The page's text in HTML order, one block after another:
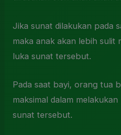
Jika sunat dilakukan pada
maka anak akan lebih sulit
luka sunat tersebut.
Pada saat bayi, orang tua
maksimal dalam
sunat tersebut.